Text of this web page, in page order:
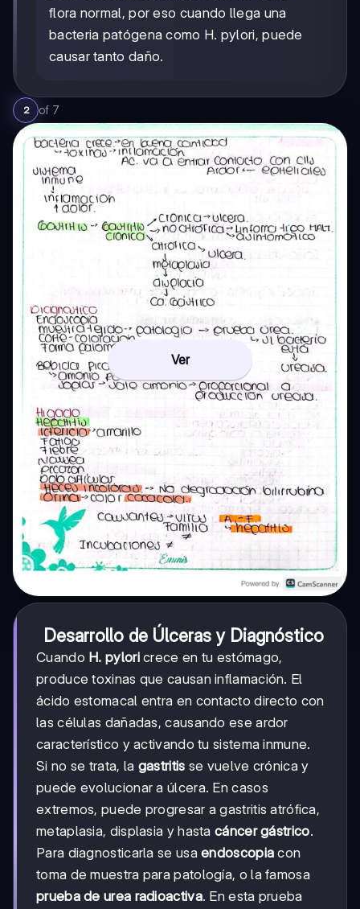
flora normal, por eso cuando llega una
bacteria patógena como H. pylori, puede
causar tanto daño.
2 of 7
Ver
Desarrollo de Úlceras y Diagnóstico
Cuando H. pyloricrece en tu estómago,
produce toxinas que causan inflamación. El
ácido estomacal entra en contacto directo con
las células dañadas, causando ese ardor
característico y activando tu sistema inmune.
Si no se trata, la gastritis se vuelve crónica y
puede evolucionar a úlcera. En casos
extremos, puede progresar a gastritis atrófica,
metaplasia, displasia y hastacáncer gástrico.
Para diagnosticarla se usaendoscopia con
toma de muestra para patología, o la famosa
prueba de urea radioactiva. En esta prueba